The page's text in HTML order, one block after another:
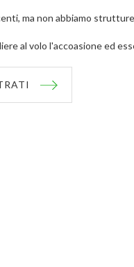
ma non abbiamo
al volo l'accoasione ed